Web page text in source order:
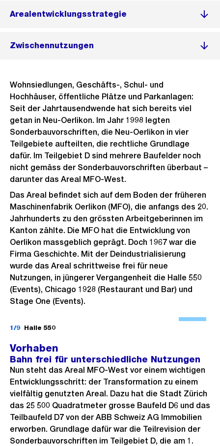
Arealentwicklungsstrategie
Zwischennutzungen
Wohnsiedlungen, Geschäfts-, Schul- und
Hochhäuser, öffentliche Plätze und Parkanlagen:
Seit der Jahrtausendwende hat sich bereits viel
getan in Neu-Oerlikon. Im Jahr 1998 legten
Sonderbauvorschriften, die Neu-Oerlikon in vier
Teilgebiete aufteilten, die rechtliche Grundlage
dafür. Im Teilgebiet D sind mehrere Baufelder noch
nicht gemäss der Sonderbauvorschriften überbaut –
darunter das Areal MFO-West.
Das Areal befindet sich auf dem Boden der früheren
Maschinenfabrik Oerlikon (MFO), die anfangs des 20.
Jahrhunderts zu den grössten Arbeitgeberinnen im
Kanton zählte. Die MFO hat die Entwicklung von
Oerlikon massgeblich geprägt. Doch 1967 war die
Firma Geschichte. Mit der Deindustrialisierung
wurde das Areal schrittweise frei für neue
Nutzungen, in jüngerer Vergangenheit die Halle 550
(Events), Chicago 1928 (Restaurant und Bar) und
Stage One (Events).
e
B
i
l
d
i
1/9 Halle 550
Vorhaben
Bahn frei für unterschiedliche Nutzungen
Nun steht das Areal MFO-West vor einem wichtigen
Entwicklungsschritt: der Transformation zu einem
vielfältig genutzten Areal. Dazu hat die Stadt Zürich
das 25 500 Quadratmeter grosse Baufeld D6 und das
Teilbaufeld D7 von der ABB Schweiz AG Immobilien
erworben. Grundlage dafür war die Teilrevision der
Sonderbauvorschriften im Teilgebiet D, die am 1.